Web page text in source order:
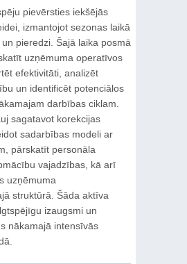
pievērsties iekšējās
izmantojot sezonas laikā
pieredzi. Šajā laika posmā
uzņēmuma operatīvos
efektivitāti, analizēt
un identificēt potenciālos
darbības ciklam.
sagatavot korekcijas
sadarbības modeli ar
pārskatīt personāla
vajadzības, kā arī
uzņēmuma
struktūrā. Šāda aktīva
izaugsmi un
nākamajā intensīvās